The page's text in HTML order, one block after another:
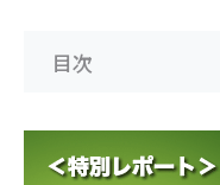
目次